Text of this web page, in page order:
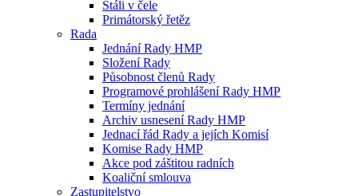
Stáli v čele
Primátorský řetěz
Rada
Jednání Rady HMP
Složení Rady
Působnost členů Rady
Programové prohlášení Rady HMP
Termíny jednání
Archiv usnesení Rady HMP
Jednací řád Rady a jejích Komisí
Komise Rady HMP
Akce pod záštitou radních
Koaliční smlouva
Zastupitelstvo